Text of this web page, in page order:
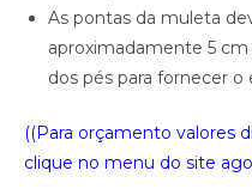
As pontas da muleta
aproximadamente 5 cm
dos pés para fornecer o
((Para orçamento valores
clique no menu do site